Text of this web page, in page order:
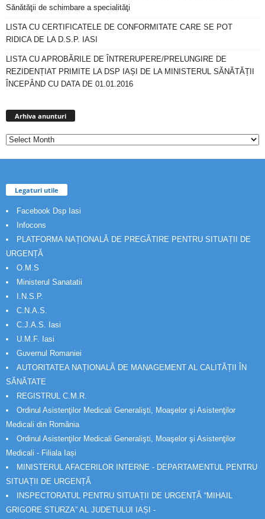
Sănătăţii de schimbare a specialităţi
LISTA CU CERTIFICATELE DE CONFORMITATE CARE SE POT
RIDICA DE LA D.S.P. IASI
LISTA CU APROBĂRILE DE ÎNTRERUPERE/PRELUNGIRE DE
REZIDENȚIAT PRIMITE LA DSP IAȘI DE LA MINISTERUL SĂNĂTĂȚII
ÎNCEPÂND CU DATA DE 01.01.2016
Arhiva anunturi
Legaturi utile
Facebook Dsp Iasi
Infocons
PLATFORMA NAȚIONALĂ DE PREGĂTIRE PENTRU SITUAȚII DE
URGENȚĂ
O.M.S
Ministerul Sanatatii
I.N.S.P.
C.N.A.S.
C.J.A.S. Iasi
U.M.F. Iasi
Guvernul Romaniei
AUTORITATEA NAȚIONALĂ DE MANAGEMENT AL CALITĂȚII ÎN
SĂNĂTATE
REGISTRUL C.M.R.
Ordinul Asistenţilor Medicali Generalişti, Moaşelor şi Asistenţilor
Medicali din România
Ordinul Asistenţilor Medicali Generalişti, Moaşelor şi Asistenţilor
Medicali - Filiala Iași
MINISTERUL AFACERILOR INTERNE - DEPARTAMENTUL PENTRU
SITUAȚII DE URGENȚĂ
INSPECTORATUL PENTRU SITUAȚII DE URGENȚĂ “MIHAIL
GRIGORE STURZA” AL JUDETULUI IAȘI -